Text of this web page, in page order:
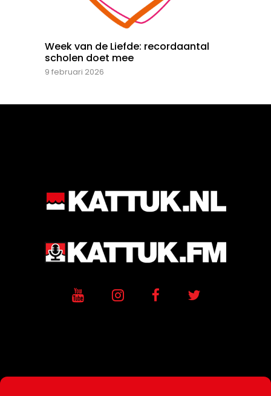
Week van de Liefde: recordaantal
scholen doet mee
9 februari 2026